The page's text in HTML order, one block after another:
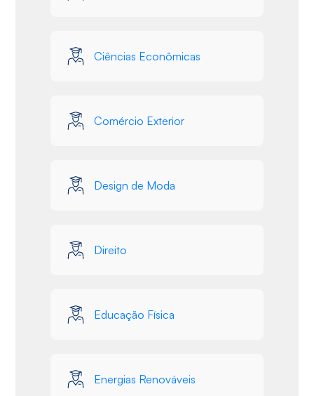
Ciências Econômicas
Comércio Exterior
Design de Moda
Direito
Educação Física
Energias Renováveis